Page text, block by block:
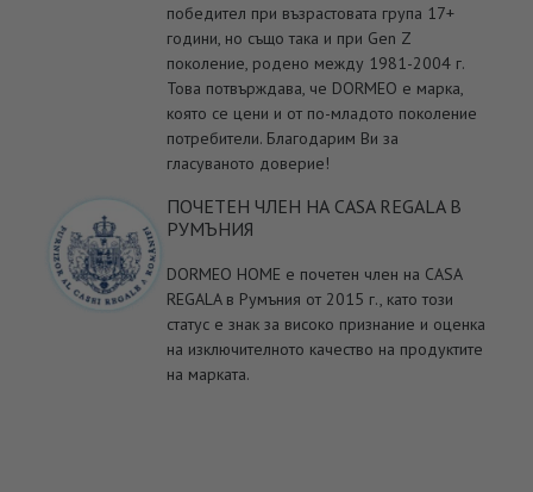
победител при възрастовата група 17+
години, но също така и при Gen Z
поколение, родено между 1981-2004 г.
Това потвърждава, че DORMEO е марка,
която се цени и от по-младото поколение
потребители. Благодарим Ви за
гласуваното доверие!
ПОЧЕТЕН ЧЛЕН НА CASA REGALA В
РУМЪНИЯ
DORMEO HOME е почетен член на CASA
REGALA в Румъния от 2015 г., като този
статус е знак за високо признание и оценка
на изключителното качество на продуктите
на марката.